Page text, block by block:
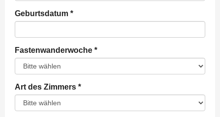
Geburtsdatum *
Fastenwanderwoche *
Art des Zimmers *